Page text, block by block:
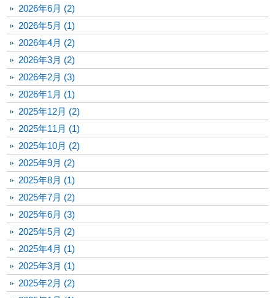
2026年6月 (2)
2026年5月 (1)
2026年4月 (2)
2026年3月 (2)
2026年2月 (3)
2026年1月 (1)
2025年12月 (2)
2025年11月 (1)
2025年10月 (2)
2025年9月 (2)
2025年8月 (1)
2025年7月 (2)
2025年6月 (3)
2025年5月 (2)
2025年4月 (1)
2025年3月 (1)
2025年2月 (2)